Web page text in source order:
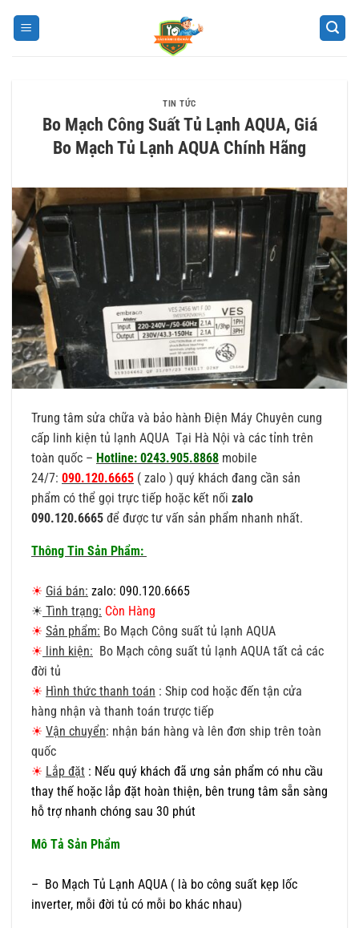
TIN TỨC
Bo Mạch Công Suất Tủ Lạnh AQUA, Giá
Bo Mạch Tủ Lạnh AQUA Chính Hãng
Trung tâm sửa chữa và bảo hành Điện Máy Chuyên cung
cấp linh kiện tủ lạnh AQUA Tại Hà Nội và các tỉnh trên
toàn quốc – Hotline: 0243.905.8868 mobile
24/7: 090.120.6665 ( zalo ) quý khách đang cần sản
phẩm có thể gọi trực tiếp hoặc kết nối zalo
090.120.6665 để được tư vấn sản phẩm nhanh nhất.
Thông Tin Sản Phẩm:
☀ Giá bán: zalo: 090.120.6665
☀ Tình trạng: Còn Hàng
☀ Sản phẩm: Bo Mạch Công suất tủ lạnh AQUA
☀ linh kiện: Bo Mạch công suất tủ lạnh AQUA tất cả các
đời tủ
☀ Hình thức thanh toán : Ship cod hoặc đến tận cửa
hàng nhận và thanh toán trược tiếp
☀ Vận chuyển: nhận bán hàng và lên đơn ship trên toàn
quốc
☀ Lắp đặt : Nếu quý khách đã ưng sản phẩm có nhu cầu
thay thế hoặc lắp đặt hoàn thiện, bên trung tâm sẵn sàng
hỗ trợ nhanh chóng sau 30 phút
Mô Tả Sản Phẩm
– Bo Mạch Tủ Lạnh AQUA ( là bo công suất kẹp lốc
inverter, mỗi đời tủ có mỗi bo khác nhau)